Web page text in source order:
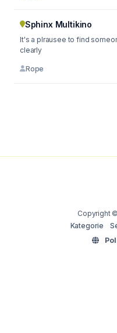
Sphinx Multikino
It's a plrausee to find
clearly
Rope
Copyright
Kategorie